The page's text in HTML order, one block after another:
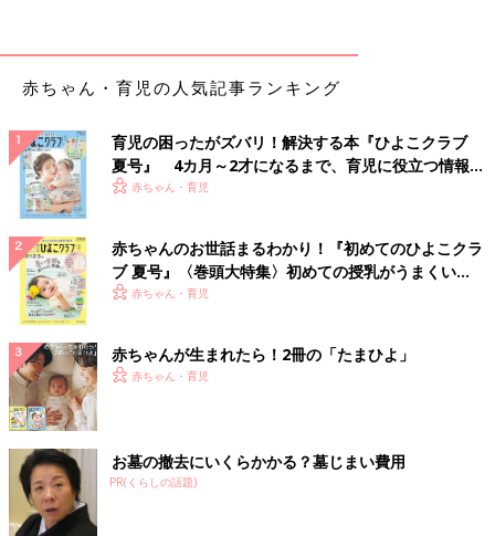
赤ちゃん・育児の人気記事ランキング
育児の困ったがズバリ！解決する本『ひよこクラブ
夏号』 4カ月～2才になるまで、育児に役立つ情報が
いっぱい！
赤ちゃん・育児
赤ちゃんのお世話まるわかり！『初めてのひよこクラ
ブ 夏号』〈巻頭大特集〉初めての授乳がうまくい
く！ おっぱい・ミルクの基本と夏のトラブル 解決テ
赤ちゃん・育児
赤ちゃんが生まれたら！2冊の「たまひよ」
赤ちゃん・育児
お墓の撤去にいくらかかる？墓じまい費用
PR(くらしの話題)